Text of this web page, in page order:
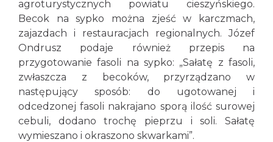
agroturystycznych powiatu cieszyńskiego.
Becok na sypko można zjeść w karczmach,
zajazdach i restauracjach regionalnych. Józef
Ondrusz podaje również przepis na
przygotowanie fasoli na sypko: „Sałatę z fasoli,
zwłaszcza z becoków, przyrządzano w
następujący sposób: do ugotowanej i
odcedzonej fasoli nakrajano sporą ilość surowej
cebuli, dodano trochę pieprzu i soli. Sałatę
wymieszano i okraszono skwarkami”.